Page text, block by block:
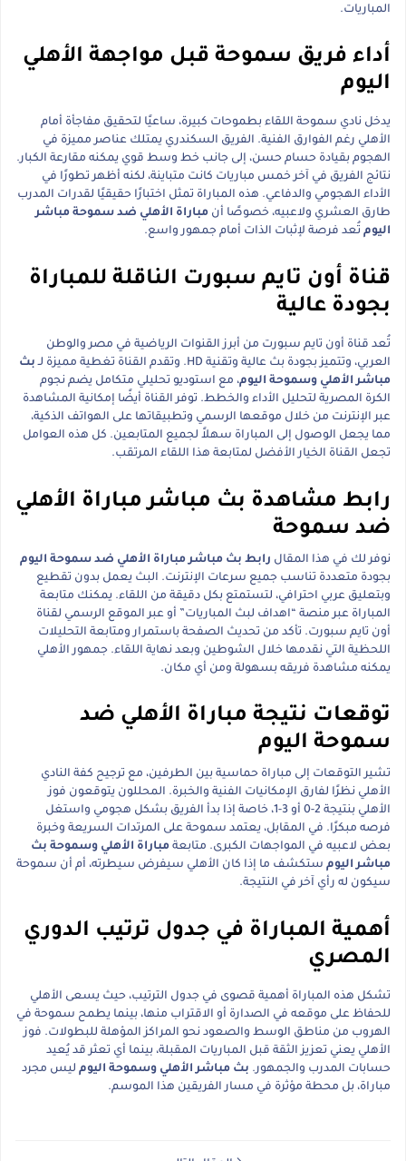
المباريات.
أداء فريق سموحة قبل مواجهة الأهلي
اليوم
يدخل نادي سموحة اللقاء بطموحات كبيرة، ساعيًا لتحقيق مفاجأة أمام
الأهلي رغم الفوارق الفنية. الفريق السكندري يمتلك عناصر مميزة في
الهجوم بقيادة حسام حسن، إلى جانب خط وسط قوي يمكنه مقارعة الكبار.
نتائج الفريق في آخر خمس مباريات كانت متباينة، لكنه أظهر تطورًا في
الأداء الهجومي والدفاعي. هذه المباراة تمثل اختبارًا حقيقيًا لقدرات المدرب
طارق العشري ولاعبيه، خصوصًا أن مباراة الأهلي ضد سموحة مباشر
اليوم تُعد فرصة لإثبات الذات أمام جمهور واسع.
قناة أون تايم سبورت الناقلة للمباراة
بجودة عالية
تُعد قناة أون تايم سبورت من أبرز القنوات الرياضية في مصر والوطن
العربي، وتتميز بجودة بث عالية وتقنية HD. وتقدم القناة تغطية مميزة لـ
بث
مباشر الأهلي وسموحة اليوم، مع استوديو تحليلي متكامل يضم نجوم
الكرة المصرية لتحليل الأداء والخطط. توفر القناة أيضًا إمكانية المشاهدة
عبر الإنترنت من خلال موقعها الرسمي وتطبيقاتها على الهواتف الذكية،
مما يجعل الوصول إلى المباراة سهلاً لجميع المتابعين. كل هذه العوامل
تجعل القناة الخيار الأفضل لمتابعة هذا اللقاء المرتقب.
رابط مشاهدة بث مباشر مباراة الأهلي
ضد سموحة
نوفر لك في هذا المقال رابط بث مباشر مباراة الأهلي ضد سموحة اليوم
بجودة متعددة تناسب جميع سرعات الإنترنت. البث يعمل بدون تقطيع
وبتعليق عربي احترافي، لتستمتع بكل دقيقة من اللقاء. يمكنك متابعة
المباراة عبر منصة “اهداف لبث المباريات” أو عبر الموقع الرسمي لقناة
أون تايم سبورت. تأكد من تحديث الصفحة باستمرار ومتابعة التحليلات
اللحظية التي نقدمها خلال الشوطين وبعد نهاية اللقاء. جمهور الأهلي
يمكنه مشاهدة فريقه بسهولة ومن أي مكان.
توقعات نتيجة مباراة الأهلي ضد
سموحة اليوم
تشير التوقعات إلى مباراة حماسية بين الطرفين، مع ترجيح كفة النادي
الأهلي نظرًا لفارق الإمكانيات الفنية والخبرة. المحللون يتوقعون فوز
الأهلي بنتيجة 2-0 أو 3-1، خاصة إذا بدأ الفريق بشكل هجومي واستغل
فرصه مبكرًا. في المقابل، يعتمد سموحة على المرتدات السريعة وخبرة
بعض لاعبيه في المواجهات الكبرى. متابعة مباراة الأهلي وسموحة بث
مباشر اليوم ستكشف ما إذا كان الأهلي سيفرض سيطرته، أم أن سموحة
سيكون له رأي آخر في النتيجة.
أهمية المباراة في جدول ترتيب الدوري
المصري
تشكل هذه المباراة أهمية قصوى في جدول الترتيب، حيث يسعى الأهلي
للحفاظ على موقعه في الصدارة أو الاقتراب منها، بينما يطمح سموحة في
الهروب من مناطق الوسط والصعود نحو المراكز المؤهلة للبطولات. فوز
الأهلي يعني تعزيز الثقة قبل المباريات المقبلة، بينما أي تعثر قد يُعيد
حسابات المدرب والجمهور. بث مباشر الأهلي وسموحة اليوم ليس مجرد
مباراة، بل محطة مؤثرة في مسار الفريقين هذا الموسم.